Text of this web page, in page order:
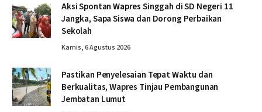
Aksi Spontan Wapres Singgah di SD Negeri 11
Jangka, Sapa Siswa dan Dorong Perbaikan
Sekolah
Kamis, 6 Agustus 2026
Pastikan Penyelesaian Tepat Waktu dan
Berkualitas, Wapres Tinjau Pembangunan
Jembatan Lumut